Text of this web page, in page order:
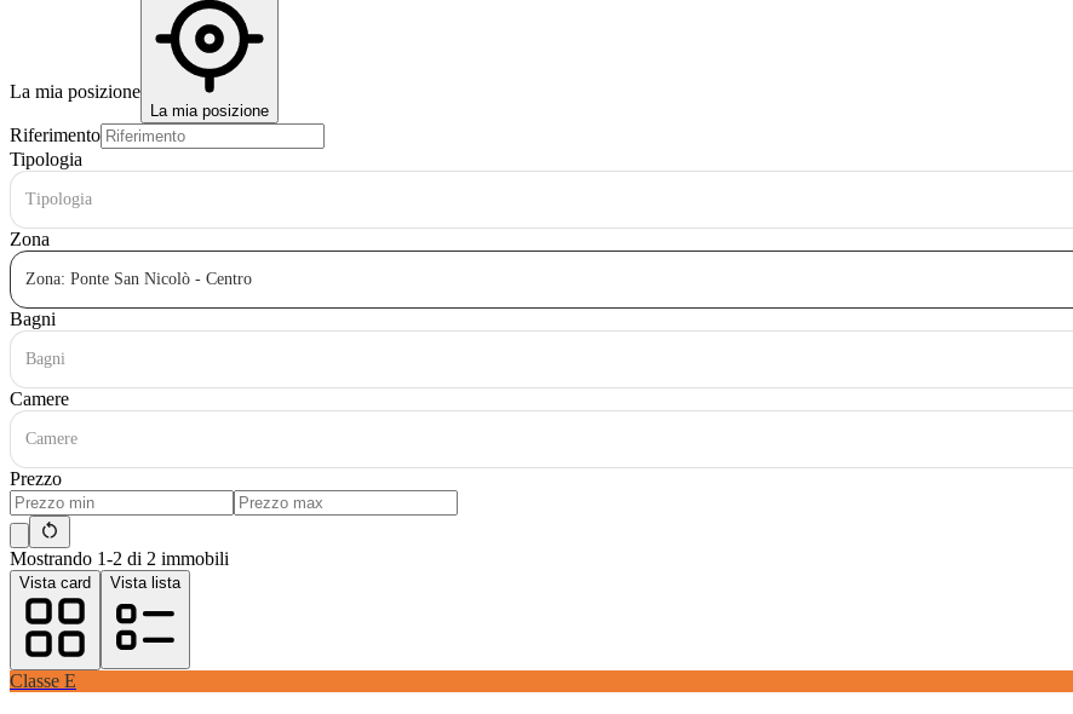
La mia posizione
La mia posizione
Riferimento
Tipologia
Tipologia
Zona
Zona: Ponte San Nicolò - Centro
Bagni
Bagni
Camere
Camere
Prezzo
Mostrando 1-2 di 2 immobili
Vista card Vista lista
Classe E